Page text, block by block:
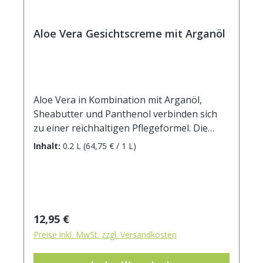
Aloe Vera Gesichtscreme mit Arganöl
Aloe Vera in Kombination mit Arganöl,
Sheabutter und Panthenol verbinden sich
zu einer reichhaltigen Pflegeformel. Die
schnell einziehende Gesichtscreme sorgt für
Hauttypen für Wohlbefinden. INCI: Aqua,
Aloe Barbadensis Leaf Juice, Argania
Spinosa Kernel Oil, Urea, Butyrospermum
Parkii Butter, Sodium Polyacrylate, Benzyl
Inhalt: 0.2 L (64,75 € / 1 L)
Regulärer Preis:
12,95 €
Preise inkl. MwSt. zzgl. Versandkosten